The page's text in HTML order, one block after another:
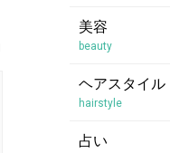
美容
beauty
ヘアスタイル
hairstyle
占い